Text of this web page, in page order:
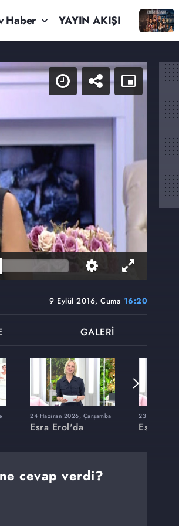
Haber YAYIN AKIŞI
9 Eylül 2016, Cuma 16:20
GALERİ
24 Haziran 2026, Çarşamba
Esra Erol'da
23 Haziran
Esra
cevap verdi?